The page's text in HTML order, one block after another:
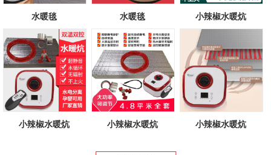
水暖毯 水暖毯 小辣椒水暖炕
小辣椒水暖炕 小辣椒水暖炕 小辣椒水暖炕